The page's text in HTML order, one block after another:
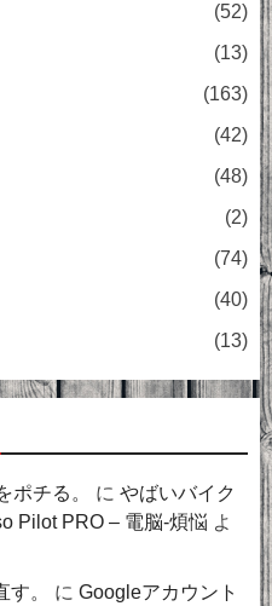
(52)
(13)
(163)
(42)
(48)
(2)
(74)
(40)
(13)
ポチる。 に やばいバイク
Pilot PRO – 電脳-煩悩 よ
。
に Googleアカウント